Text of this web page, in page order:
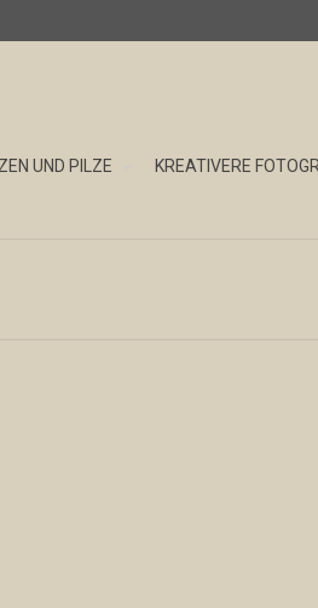
UND PILZE KREATIVERE